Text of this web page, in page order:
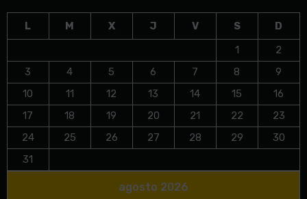
agosto 2026
L M X J V S
D
1
2
3
4 5 6 7 8
9
10
11 12 13 14 15
16
17
18 19 20 21 22
23
24
25 26 27 28 29
30
31